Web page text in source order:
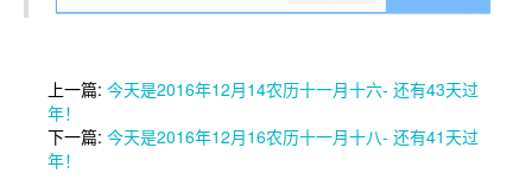
上一篇: 今天是2016年12月14农历十一月十六- 还有43天过
年！
下一篇: 今天是2016年12月16农历十一月十八- 还有41天过
年！